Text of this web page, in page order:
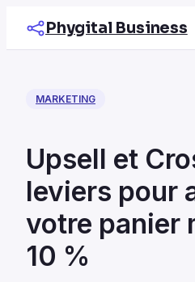
Phygital Business
MARKETING
Upsell et
leviers pour
votre panier
10 %